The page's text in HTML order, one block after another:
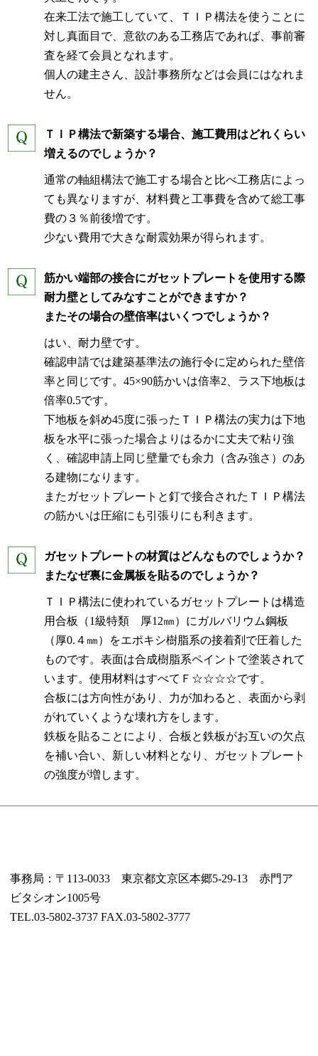
在来工法で施工していて、ＴＩＰ構法を使うことに
対し真面目で、意欲のある工務店であれば、事前審
査を経て会員となれます。
個人の建主さん、設計事務所などは会員にはなれま
せん。
ＴＩＰ構法で新築する場合、施工費用はどれくらい
増えるのでしょうか？
通常の軸組構法で施工する場合と比べ工務店によっ
ても異なりますが、材料費と工事費を含めて総工事
費の３％前後増です。
少ない費用で大きな耐震効果が得られます。
筋かい端部の接合にガセットプレートを使用する際
耐力壁としてみなすことができますか？
またその場合の壁倍率はいくつでしょうか？
はい、耐力壁です。
確認申請では建築基準法の施行令に定められた壁倍
率と同じです。45×90筋かいは倍率2、ラス下地板は
倍率0.5です。
下地板を斜め45度に張ったＴＩＰ構法の実力は下地
板を水平に張った場合よりはるかに丈夫で粘り強
く、確認申請上同じ壁量でも余力（含み強さ）のあ
る建物になります。
またガセットプレートと釘で接合されたＴＩＰ構法
の筋かいは圧縮にも引張りにも利きます。
ガセットプレートの材質はどんなものでしょうか？
またなぜ裏に金属板を貼るのでしょうか？
ＴＩＰ構法に使われているガセットプレートは構造
用合板（1級特類 厚12㎜）にガルバリウム鋼板
（厚0.４㎜）をエポキシ樹脂系の接着剤で圧着した
ものです。表面は合成樹脂系ペイントで塗装されて
います。使用材料はすべてＦ☆☆☆☆です。
合板には方向性があり、力が加わると、表面から剥
がれていくような壊れ方をします。
鉄板を貼ることにより、合板と鉄板がお互いの欠点
を補い合い、新しい材料となり、ガセットプレート
の強度が増します。
事務局：〒113-0033 東京都文京区本郷5-29-13 赤門ア
ビタシオン1005号
TEL.03-5802-3737 FAX.03-5802-3777